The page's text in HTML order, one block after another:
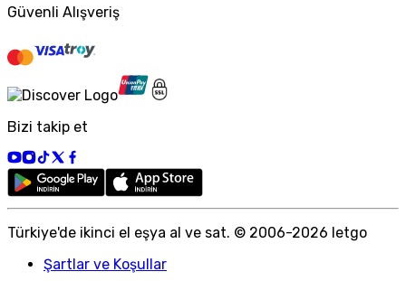
Güvenli Alışveriş
Bizi takip et
Türkiye'de ikinci el eşya al ve sat. © 2006-2026 letgo
Şartlar ve Koşullar